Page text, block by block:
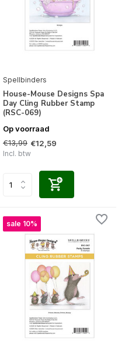
Spellbinders
House-Mouse Designs Spa
Day Cling Rubber Stamp
(RSC-069)
Op voorraad
€13,99 €12,59
Incl. btw
sale 10%